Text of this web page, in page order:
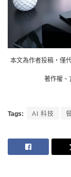
本文為作者投稿，僅
著作權、
Tags: AI 科技